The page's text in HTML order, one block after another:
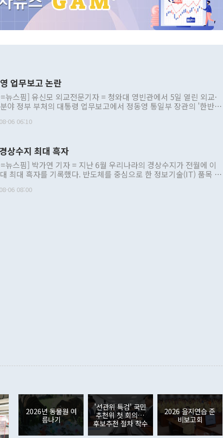
업무보고 논란
뉴스핌] 유신모 외교전문기자 = 청와대 영빈관에서 5일 열린 외교·
야 정부 부처의 대통령 업무보고에서 정동영 통일부 장관의 '한반도
에는 정부 내 조율을 거치지 않은 사안을 정책으로 추진하겠다고 공
희망에 근거한 비현실적 구상'이라는 비판을 내놨다. 그동안 정 장
북 정책 관련 발언이 물의를 빚은 적은 여러 번 있지만 대통령과 유
장관이 공개적으로 부정적 입장을 표명한 것은 이례적이다. 정 장
리한 대북 접근법과 월권을 제어해야 한다는 목소리도 높아지고 있
다고도 했다. 또 "현 시점에서 흘러간 선(先)비핵화만 되뇌는 것은
자 대화의 동력을 확보하기 위해 최선을 다할 것"이라고 말했다. 하
선의대로 하는 게 과연 한반도의 평화와 안정에 플러스냐, 결론적
무보고 사후 브리핑에서 정 장관이 언급한 '4자 회담'에 대해 "이상
러시아 블라디보스토크에서 열리는 '동방경제포럼(EEF)'을 언급하
부 차원에서 (참석을) 검토하고 있다"고 발언한 데 대해서도 조 장관
것은 외교부의 몫"이라며 "아직 거기까지 진도가 나가지 않았다"고
. 정 장관이 이날 소개한 대북 구상과 설명은 정부 내 조율을 거치지
는 점에서 문제가 있다. 특히 주적 표현 대체와 국호 사용, 9·19 군
06 06:10
상수지 최대 흑자
뉴스핌] 박가연 기자 = 지난 6월 우리나라의 경상수지가 전월에 이
최대 흑자를 기록했다. 반도체를 중심으로 한 정보기술(IT) 품목 수
표한 '2026년 6월 국제수지(잠정)'에 따르
기준 처음으로 1000억달러를 넘어섰다. 상품수입은 644억8000만
급증했고 컴퓨터·주변기기(SSD)는 282.7% 증가했다. IT 품목
160.4% 늘었으며 비IT 품목도 ▲석유제품(47.5%) ▲화공품
지만 지식재산권사용료수지는 전월 흑자에서 4억4000만달러 적자
됐다. 본원소득수지는 배당소득을 중심으로 32억7000만달러 흑자
수입이 늘어난 데다 전월 분기배당에 따른 기저효과로 배당지급이
해 3월(369억9000만달러)을 넘어선 것이다. 직접투자에서는 내국
외투자가 80억1000만달러, 외국인의 국내투자가 46억3000만달러
가했다. 증권투자에서는 외국인의 국내 주식 매도세가 이어졌다. 외
국내 주식 투자는 차익실현 매도 등의 영향으로 316억1000만달러
며 전월(-310억5000만달러)에 이어 역대 최대 순매도 기록을 다시
06 08:00
2026년 동물원 여
름나기
'선관위 특검' 국민
추천위 첫 회의…
후보추천 절차 착수
2026 을지연습 준
비보고회